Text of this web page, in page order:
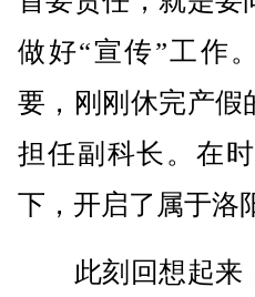
做好“宣传”工作
要，刚刚休完产假
担任副科长。在
下，开启了属于洛
此刻回想起来